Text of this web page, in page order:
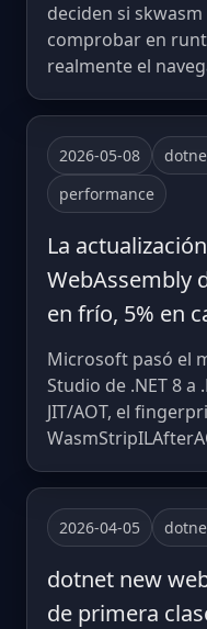
deciden si
comprobar en
realmente el
2026-05-08
performance
La
WebAssembly
en frío, 5% en
Microsoft pasó el
Studio de .NET 8 a
JIT/AOT, el
2026-04-05
dotnet new
de primera